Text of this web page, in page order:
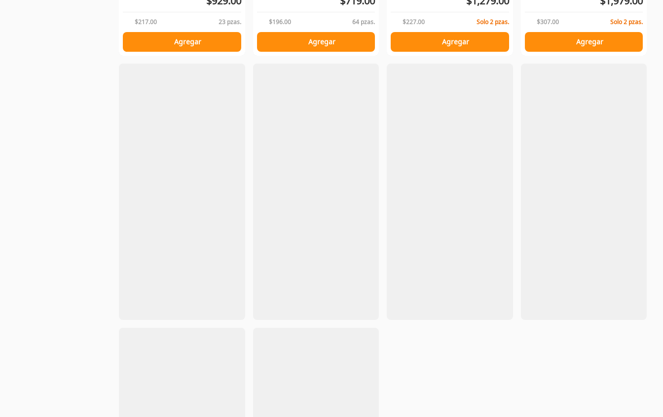
$217.00 23 pzas.
Agregar
$196.00 64 pzas.
Agregar
$227.00 Solo 2 pzas.
Agregar
$307.00 Solo 2 pzas.
Agregar